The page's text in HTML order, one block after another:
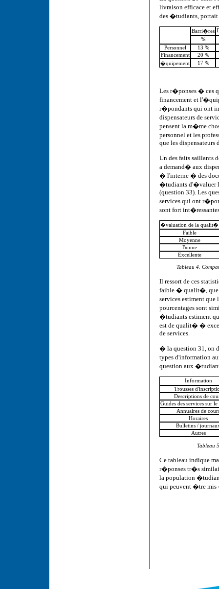
livraison efficace et
des �tudiants,
Barri�res
%
Personnel
13 %
Financement
20 %
�quipement
17 %
Les r�ponses � ces
financement et
r�pondants qui ont
dispensateurs de
pensent la m�me
personnel et les
que les dispensateurs
Un des faits saillants
a demand� aux
� l'interne � des
�tudiants d'�valuer
(question 33). Les
services qui ont
sont fort
�valuation de la qualit�
Faible
Moyenne
Bonne
Excellente
Tableau 4.
Il ressort de ces
faible � qualit�, que
services estiment
pourcentages sont
�tudiants estiment
est de qualit� �
de services.
� la question 31, on
types d'information
question aux
Information
Trousses
Descriptions de
Guides des services sur le
Annuaires de
Horaires
Bulletins /
Autres
Tableau
Ce tableau indique
r�ponses tr�s
la population
qui peuvent �tre